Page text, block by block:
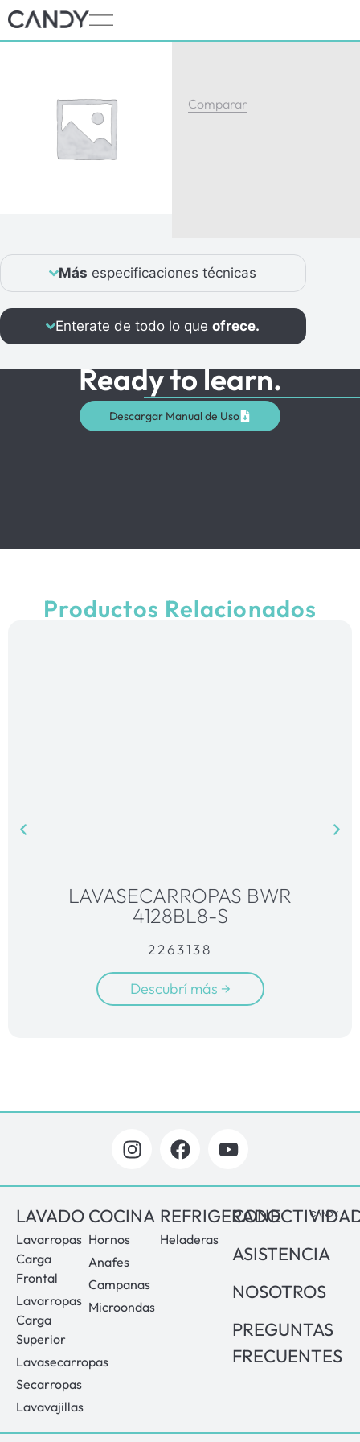
Comparar
Más especificaciones técnicas
Enterate de todo lo queofrece.
Ready to learn.
Descargar Manual de Uso
Productos Relacionados
LAVASECARROPAS BWR
4128BL8-S
2263138
Descubrí más →
LAVADO
Lavarropas
Carga
Frontal
Lavarropas
Carga
Superior
Lavasecarropas
Secarropas
Lavavajillas
COCINA
Hornos
Anafes
Campanas
Microondas
REFRIGERADO
Heladeras
ASISTENCIA
NOSOTROS
PREGUNTAS
FRECUENTES